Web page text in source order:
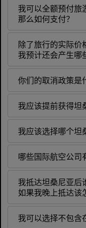
我可以全额预付旅
那么如何支付？
除了旅行的实际价
我预计还会产生哪
你们的取消政策是
我应该提前获得坦
我应该选择哪个坦
哪些国际航空公司
我抵达坦桑尼亚后
如果我晚上抵达该
我可以选择不包含